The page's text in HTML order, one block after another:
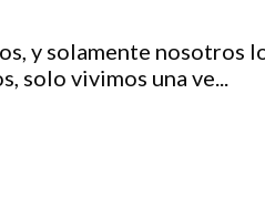
y solamente nosotros
solo vivimos una ve...